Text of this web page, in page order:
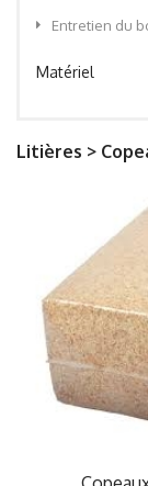
Entretien du
Matériel
Litières >